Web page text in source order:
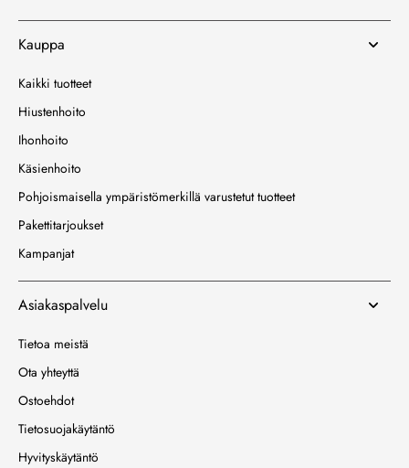
Kauppa
Kaikki tuotteet
Hiustenhoito
Ihonhoito
Käsienhoito
Pohjoismaisella ympäristömerkillä varustetut tuotteet
Pakettitarjoukset
Kampanjat
Asiakaspalvelu
Tietoa meistä
Ota yhteyttä
Ostoehdot
Tietosuojakäytäntö
Hyvityskäytäntö